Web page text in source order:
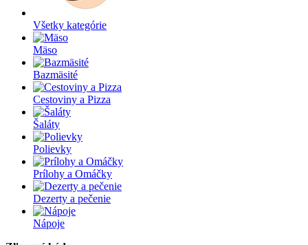
Všetky kategórie
Mäso
Bazmäsité
Cestoviny a Pizza
Šaláty
Polievky
Prílohy a Omáčky
Dezerty a pečenie
Nápoje